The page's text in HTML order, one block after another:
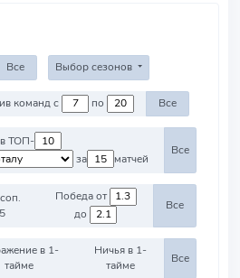
Все Выбор сезонов
Против команд с по Все
ТОП-
за
матчей
Все
Победа от
до
Все
в 1-
тайме
Ничья в 1-
тайме
Все